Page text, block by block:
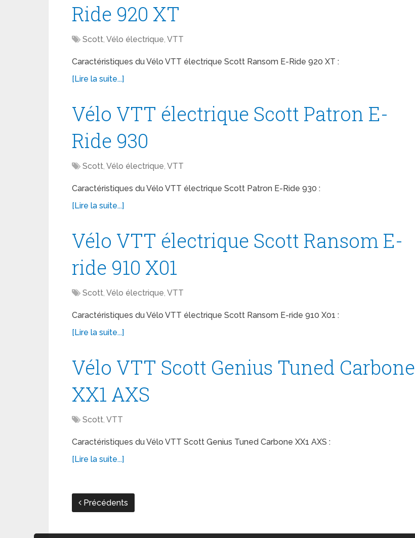
Ride 920 XT
Scott, Vélo électrique, VTT
Caractéristiques du Vélo VTT électrique Scott Ransom E-Ride 920 XT :
[Lire la suite...]
Vélo VTT électrique Scott Patron E-
Ride 930
Scott, Vélo électrique, VTT
Caractéristiques du Vélo VTT électrique Scott Patron E-Ride 930 :
[Lire la suite...]
Vélo VTT électrique Scott Ransom E-
ride 910 X01
Scott, Vélo électrique, VTT
Caractéristiques du Vélo VTT électrique Scott Ransom E-ride 910 X01 :
[Lire la suite...]
Vélo VTT Scott Genius Tuned Carbone
XX1 AXS
Scott, VTT
Caractéristiques du Vélo VTT Scott Genius Tuned Carbone XX1 AXS :
[Lire la suite...]
Précédents